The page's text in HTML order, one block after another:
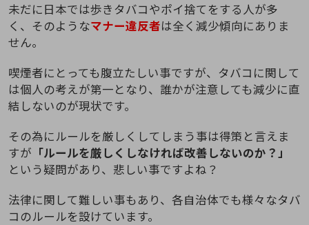
未だに日本では歩きタバコやポイ捨てをする人が多
く、そのようなマナー違反者は全く減少傾向にありま
せん。
喫煙者にとっても腹立たしい事ですが、タバコに関して
は個人の考えが第一となり、誰かが注意しても減少に直
結しないのが現状です。
その為にルールを厳しくしてしまう事は得策と言えま
すが 「ルールを厳しくしなければ改善しないのか？」
という疑問があり、悲しい事ですよね？
法律に関して難しい事もあり、各自治体でも様々なタバ
コのルールを設けています。